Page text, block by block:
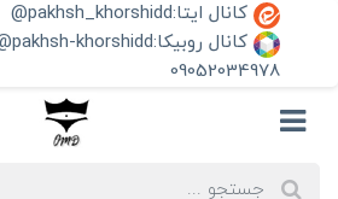
کانال ایتا:pakhsh_khorshidd@
کانال روبیکا:pakhsh-khorshidd@
09052034978